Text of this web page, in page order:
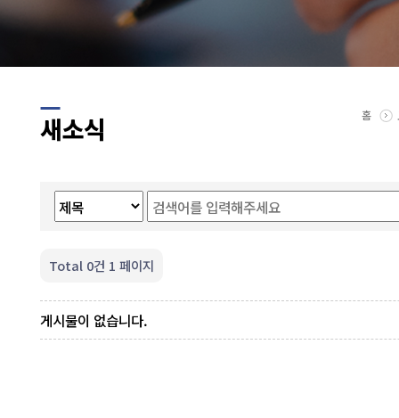
새소식 홈
Total 0건 1 페이지
게시물이 없습니다.